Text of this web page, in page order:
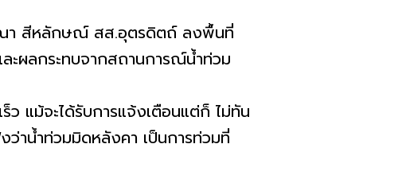
า สีหลักษณ์ สส.อุตรดิตถ์ ลงพื้นที่
ะผลกระทบจากสถานการณ์น้ำท่วม
ว แม้จะได้รับการแจ้งเตือนแต่ก็ ไม่ทัน
ว่าน้ำท่วมมิดหลังคา เป็นการท่วมที่